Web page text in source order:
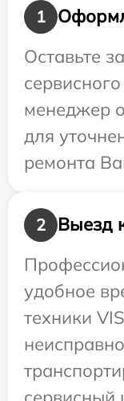
1
Оставьте
менеджер
для
ремонта
2
Выезд
удобное
техники